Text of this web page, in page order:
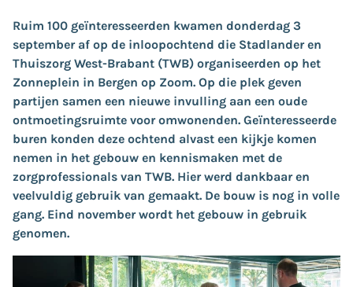
Ruim 100 geïnteresseerden kwamen donderdag 3
september af op de inloopochtend die Stadlander en
Thuiszorg West-Brabant (TWB) organiseerden op het
Zonneplein in Bergen op Zoom. Op die plek geven
partijen samen een nieuwe invulling aan een oude
ontmoetingsruimte voor omwonenden. Geïnteresseerde
buren konden deze ochtend alvast een kijkje komen
nemen in het gebouw en kennismaken met de
zorgprofessionals van TWB. Hier werd dankbaar en
veelvuldig gebruik van gemaakt. De bouw is nog in volle
gang. Eind november wordt het gebouw in gebruik
genomen.